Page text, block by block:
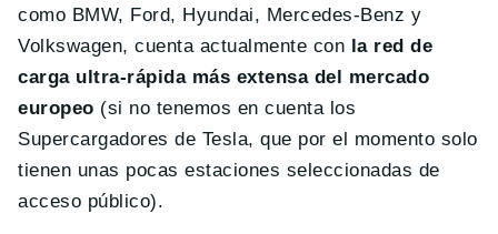
como BMW, Ford, Hyundai, Mercedes-Benz y
Volkswagen, cuenta actualmente con la red de
carga ultra-rápida más extensa del mercado
europeo (si no tenemos en cuenta los
Supercargadores de Tesla, que por el momento solo
tienen unas pocas estaciones seleccionadas de
acceso público).